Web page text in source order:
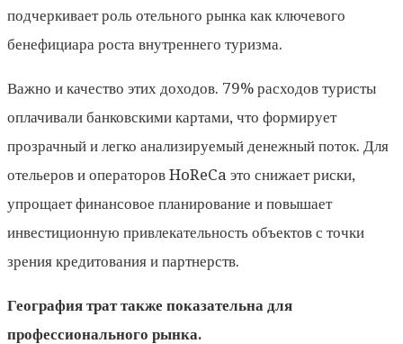
подчеркивает роль отельного рынка как ключевого
бенефициара роста внутреннего туризма.
Важно и качество этих доходов. 79% расходов туристы
оплачивали банковскими картами, что формирует
прозрачный и легко анализируемый денежный поток. Для
отельеров и операторов HoReCa это снижает риски,
упрощает финансовое планирование и повышает
инвестиционную привлекательность объектов с точки
зрения кредитования и партнерств.
География трат также показательна для
профессионального рынка.